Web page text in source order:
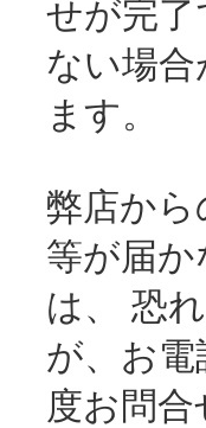
せが完
ない場
ます。
弊店か
等が届
は、 恐
が、お
度お問